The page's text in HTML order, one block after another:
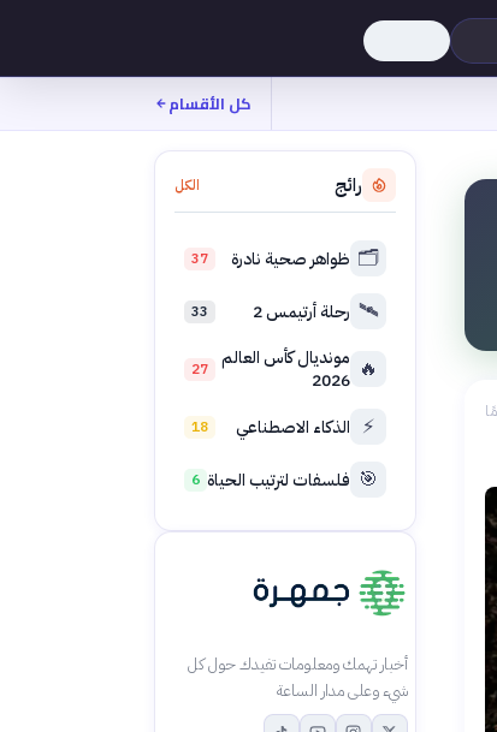
كل الأقسام
رائج الكل
🗂️ ظواهر صحية نادرة 37
🛰️ رحلة أرتيمس 2 33
🔥 مونديال كأس العالم
2026
27
⚡ الذكاء الاصطناعي 18
🎯 فلسفات لترتيب الحياة 6
أخبار تهمك ومعلومات تفيدك حول كل
شيء وعلى مدار الساعة